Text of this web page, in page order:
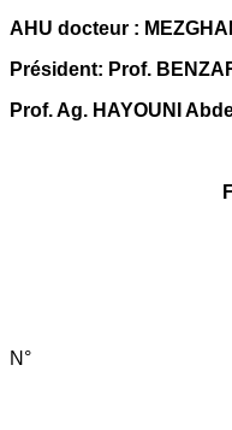
AHU docteur :
Président: Prof.
Prof. Ag. HAYOUNI
N°